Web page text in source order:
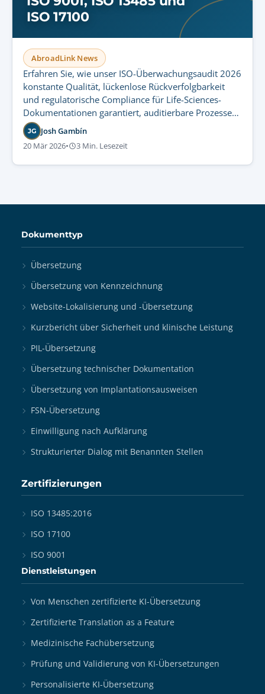
ISO 17100
AbroadLink News
Erfahren Sie, wie unser ISO-Überwachungsaudit 2026
konstante Qualität, lückenlose Rückverfolgbarkeit
und regulatorische Compliance für Life-Sciences-
Dokumentationen garantiert, auditierbare Prozesse
schafft und Übersetzungsrisiken minimiert.
JG Josh Gambín
20 Mär 2026• 3 Min. Lesezeit
Dokumenttyp
Übersetzung
Übersetzung von Kennzeichnung
Website-Lokalisierung und -Übersetzung
Kurzbericht über Sicherheit und klinische Leistung
PIL-Übersetzung
Übersetzung technischer Dokumentation
Übersetzung von Implantationsausweisen
FSN-Übersetzung
Einwilligung nach Aufklärung
Strukturierter Dialog mit Benannten Stellen
Zertifizierungen
ISO 13485:2016
ISO 17100
ISO 9001
Dienstleistungen
Von Menschen zertifizierte KI-Übersetzung
Zertifizierte Translation as a Feature
Medizinische Fachübersetzung
Prüfung und Validierung von KI-Übersetzungen
Personalisierte KI-Übersetzung